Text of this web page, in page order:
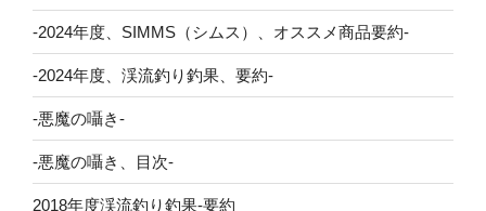
-2024年度、SIMMS（シムス）、オススメ商品要約-
-2024年度、渓流釣り釣果、要約-
-悪魔の囁き-
-悪魔の囁き、目次-
2018年度渓流釣り釣果-要約